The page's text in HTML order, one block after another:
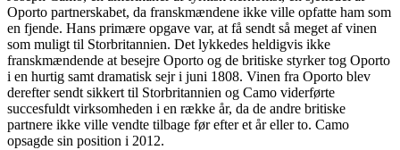
Oporto partnerskabet, da franskmændene ikke ville opfatte ham som
en fjende. Hans primære opgave var, at få sendt så meget af vinen
som muligt til Storbritannien. Det lykkedes heldigvis ikke
franskmændende at besejre Oporto og de britiske styrker tog Oporto
i en hurtig samt dramatisk sejr i juni 1808. Vinen fra Oporto blev
derefter sendt sikkert til Storbritannien og Camo viderførte
succesfuldt virksomheden i en række år, da de andre britiske
partnere ikke ville vendte tilbage før efter et år eller to. Camo
opsagde sin position i 2012.